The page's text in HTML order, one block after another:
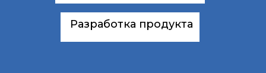
Разработка продукта